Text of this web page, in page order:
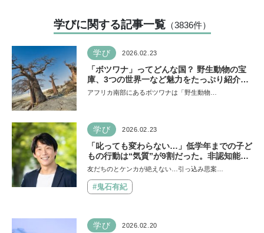
学びに関する記事一覧（3836件）
学び 2026.02.23
「ボツワナ」ってどんな国？ 野生動物の宝
庫、3つの世界一など魅力をたっぷり紹介
【HugKum世界紀行】
アフリカ南部にあるボツワナは「野生動物…
学び 2026.02.23
「叱っても変わらない…」低学年までの子ど
もの行動は“気質”が9割だった。非認知能力
の専門家 中山芳一先生に訊く、友だちトラ
は？
友だちのとケンカが絶えない…引っ込み思案…
#鬼石有紀
学び 2026.02.20